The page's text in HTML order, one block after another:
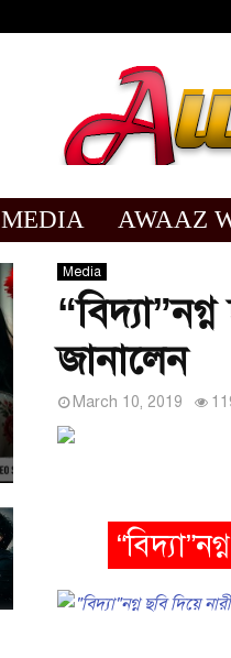
MEDIA AWAAZ
Media
জানালেন
March 10, 2019